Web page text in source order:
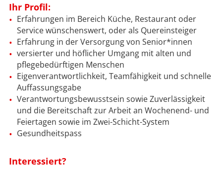
Ihr Profil:
Erfahrungen im Bereich Küche, Restaurant oder
Service wünschenswert, oder als Quereinsteiger
Erfahrung in der Versorgung von Senior*innen
versierter und höflicher Umgang mit alten und
pflegebedürftigen Menschen
Eigenverantwortlichkeit, Teamfähigkeit und schnelle
Auffassungsgabe
Verantwortungsbewusstsein sowie Zuverlässigkeit
und die Bereitschaft zur Arbeit an Wochenend- und
Feiertagen sowie im Zwei-Schicht-System
Gesundheitspass
Interessiert?